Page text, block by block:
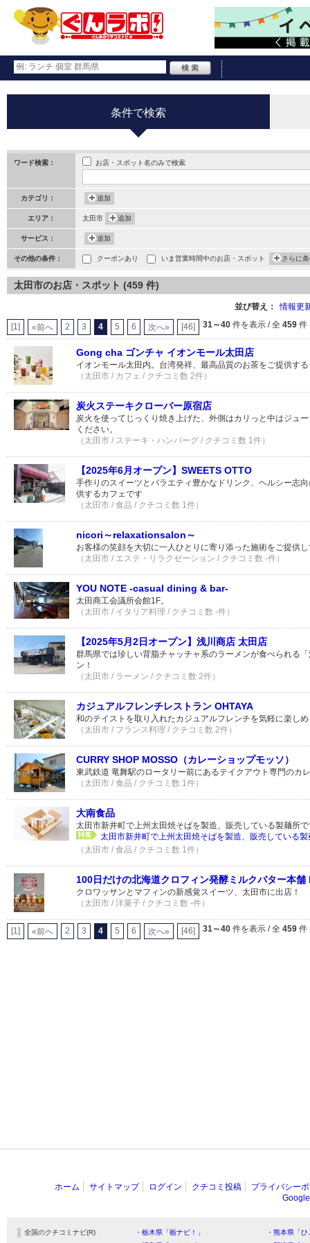
条件で検索
ワード検索： お店・スポット名のみで検索
カテゴリ： 追加
エリア： 太田市 追加
サービス： 追加
その他の条件： クーポンあり いま営業時間中のお店・スポット さらに
太田市のお店・スポット (459 件)
並び替え： 情報更
[1] «前へ 2 3 4 5 6 次へ» [46] 31～40 件を表示 / 全 459 件
Gong cha ゴンチャ イオンモール太田店
イオンモール太田内。台湾発祥、最高品質のお茶をご提供す
（太田市 / カフェ / クチコミ数 2件）
炭火ステーキクローバー原宿店
炭火を使ってじっくり焼き上げた、外側はカリっと中はジュ
ください。
（太田市 / ステーキ・ハンバーグ / クチコミ数 1件）
【2025年6月オープン】SWEETS OTTO
手作りのスイーツとバラエティ豊かなドリンク、ヘルシー志
供するカフェです
（太田市 / 食品 / クチコミ数 1件）
nicori～relaxationsalon～
お客様の笑顔を大切に一人ひとりに寄り添った施術をご提供
（太田市 / エステ・リラクゼーション / クチコミ数 -件）
YOU NOTE -casual dining & bar-
太田商工会議所会館1F。
（太田市 / イタリア料理 / クチコミ数 -件）
【2025年5月2日オープン】浅川商店 太田店
群馬県では珍しい背脂チャッチャ系のラーメンが食べられる
ン！
（太田市 / ラーメン / クチコミ数 2件）
カジュアルフレンチレストラン OHTAYA
和のテイストを取り入れたカジュアルフレンチを気軽に楽し
（太田市 / フランス料理 / クチコミ数 2件）
CURRY SHOP MOSSO（カレーショップモッソ）
東武鉄道 竜舞駅のロータリー前にあるテイクアウト専門のカ
（太田市 / 食品 / クチコミ数 1件）
大南食品
太田市新井町で上州太田焼そばを製造、販売している製麺所
太田市新井町で上州太田焼そばを製造、販売している
（太田市 / 食品 / クチコミ数 1件）
100日だけの北海道クロフィン発酵ミルクバター本
クロワッサンとマフィンの新感覚スイーツ、太田市に出店！
（太田市 / 洋菓子 / クチコミ数 -件）
[1] «前へ 2 3 4 5 6 次へ» [46] 31～40 件を表示 / 全 459 件
ホーム サイトマップ ログイン クチコミ投稿
プライバシー
全国のクチコミナビ(R) ・栃木県「栃ナビ！」
・熊本県「